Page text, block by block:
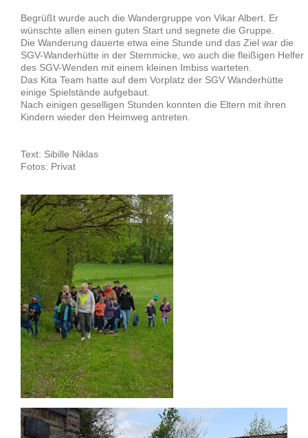
Begrüßt wurde auch die Wandergruppe von Vikar Albert. Er
wünschte allen einen guten Start und segnete die Gruppe.
Die Wanderung dauerte etwa eine Stunde und das Ziel war die
SGV-Wanderhütte in der Stemmicke, wo auch die fleißigen Helfer
des SGV-Wenden mit einem kleinen Imbiss warteten.
Das Kita Team hatte auf dem Vorplatz der SGV Wanderhütte
einige Spielstände aufgebaut.
Nach einigen geselligen Stunden konnten die Eltern mit ihren
Kindern wieder den Heimweg antreten.
Text: Sibille Niklas
Fotos: Privat